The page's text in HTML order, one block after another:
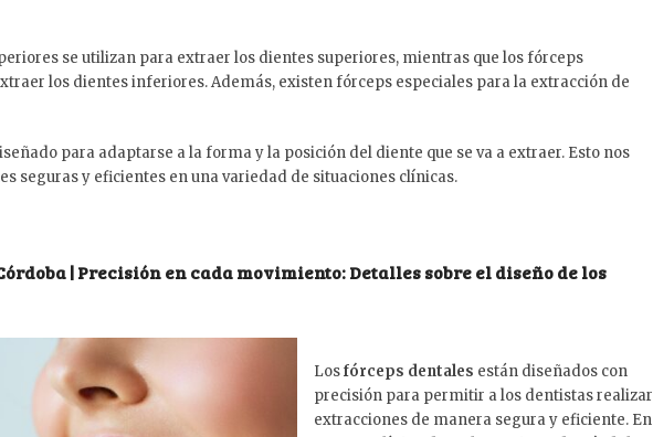
se utilizan para extraer los dientes superiores, mientras que los fórceps
los dientes inferiores. Además, existen fórceps especiales para la extracción de
para adaptarse a la forma y la posición del diente que se va a extraer. Esto nos
seguras y eficientes en una variedad de situaciones clínicas.
| Precisión en cada movimiento: Detalles sobre el diseño de los
Losfórceps dentales están diseñados con
precisión para permitir a los dentistas realizar
extracciones de manera segura y eficiente. En